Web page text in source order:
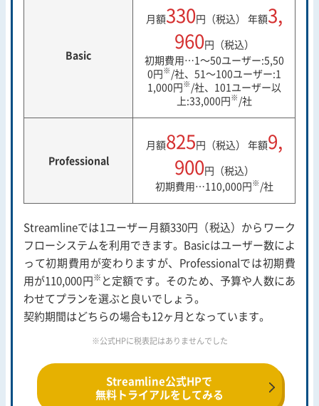
Basic
月額330円（税込） 年額3,
960円（税込）
初期費用…1～50ユーザー:5,50
0円※ /社、51～100ユーザー:1
1,000円※ /社、101ユーザー以
上:33,000円※ /社
Professional
月額825円（税込） 年額9,
900円（税込）
初期費用…110,000円※ /社
Streamlineでは1ユーザー月額330円（税込）からワーク
フローシステムを利用できます。Basicはユーザー数によ
って初期費用が変わりますが、Professionalでは初期費
用が110,000円※ と定額です。そのため、予算や人数にあ
わせてプランを選ぶと良いでしょう。
契約期間はどちらの場合も12ヶ月となっています。
※公式HPに税表記はありませんでした
Streamline公式HPで
無料トライアルをしてみる